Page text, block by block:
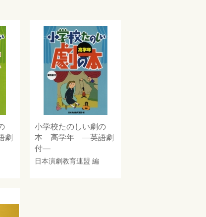
劇
小学校たのしい劇の
本 高学年 ―英語劇
付―
日本演劇教育連盟 編